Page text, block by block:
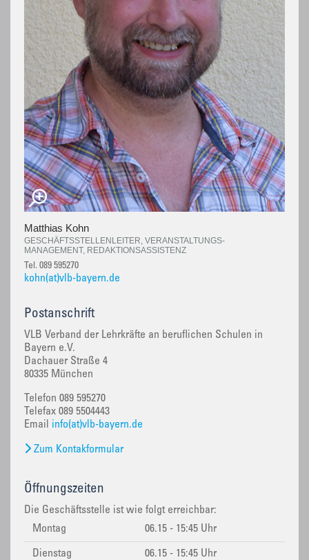
Matthias Kohn
GESCHÄFTSSTELLENLEITER, VERANSTALTUNGS-
MANAGEMENT, REDAKTIONSASSISTENZ
Tel. 089 595270
kohn(at)vlb-bayern.de
Postanschrift
VLB Verband der Lehrkräfte an beruflichen Schulen in
Bayern e.V.
Dachauer Straße 4
80335 München
Telefon 089 595270
Telefax 089 5504443
Email info(at)vlb-bayern.de
Zum Kontakformular
Öffnungszeiten
Die Geschäftsstelle ist wie folgt erreichbar:
Montag
06.15 - 15:45 Uhr
Dienstag 06.15 - 15:45 Uhr